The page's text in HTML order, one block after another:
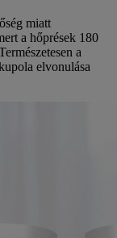
miatt
a hőprések 180
a
elvonulása